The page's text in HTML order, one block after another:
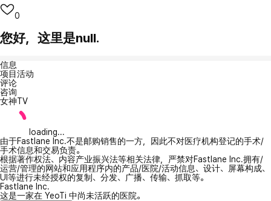
0
您好，这里是null.
信息
项目活动
评论
咨询
女神TV
loading...
由于Fastlane Inc.不是邮购销售的一方，因此不对医疗机构登记的手术/
手术信息和交易负责。
根据著作权法、内容产业振兴法等相关法律，严禁对Fastlane Inc.拥有/
运营/管理的网站和应用程序内的产品/医院/活动信息、设计、屏幕构成、
UI等进行未经授权的复制、分发、广播、传输、抓取等。
Fastlane Inc.
这是一家在 YeoTi 中尚未活跃的医院。